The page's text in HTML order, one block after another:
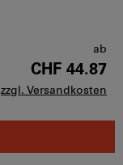
ab
CHF 44.87
zzgl. Versandkosten